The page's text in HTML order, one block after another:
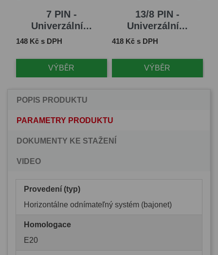
7 PIN -
Univerzální...
Cena
148 Kč s DPH
VÝBĚR
13/8 PIN -
Univerzální...
Cena
418 Kč s DPH
VÝBĚR
POPIS PRODUKTU
PARAMETRY PRODUKTU
DOKUMENTY KE STAŽENÍ
VIDEO
Provedení (typ)
Horizontálne odnímateľný systém (bajonet)
Homologace
E20